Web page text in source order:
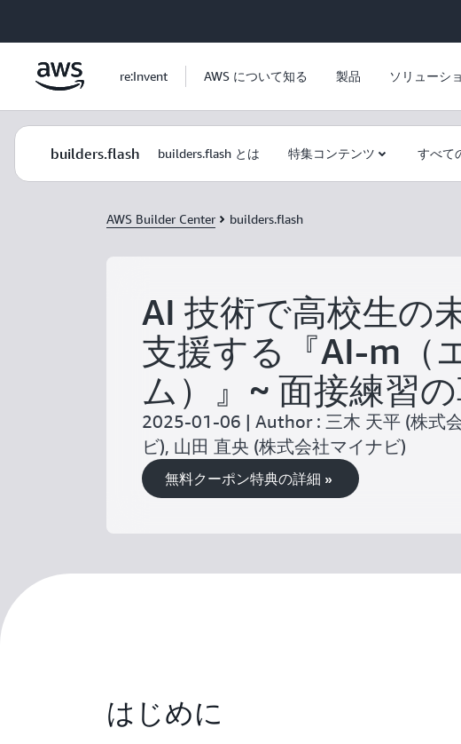
re:Invent AWS について知る 製品 ソリューシ
builders.flash builders.flash とは 特集コンテンツ すべて
AWS Builder Center builders.flash
AI 技術で高校生の
支援する『AI-m（
ム）』~ 面接練習
2025-01-06 | Author : 三木 天平 (株式
ビ), 山田 直央 (株式会社マイナビ)
無料クーポン特典の詳細 »
はじめに